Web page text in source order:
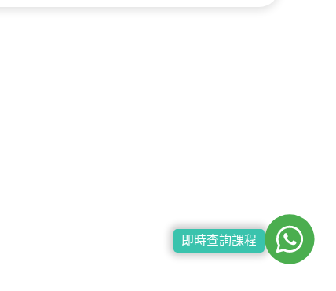
即時查詢課程